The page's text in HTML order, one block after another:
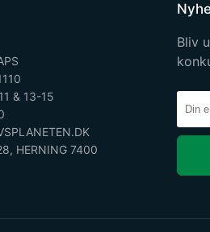
& 13-15
HERNING 7400
Bliv